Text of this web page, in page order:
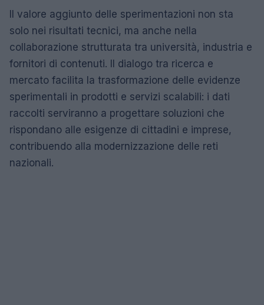
Il valore aggiunto delle sperimentazioni non sta
solo nei risultati tecnici, ma anche nella
collaborazione strutturata tra università, industria e
fornitori di contenuti. Il dialogo tra ricerca e
mercato facilita la trasformazione delle evidenze
sperimentali in prodotti e servizi scalabili: i dati
raccolti serviranno a progettare soluzioni che
rispondano alle esigenze di cittadini e imprese,
contribuendo alla modernizzazione delle reti
nazionali.